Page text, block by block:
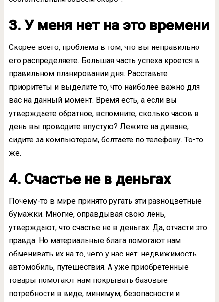
3. У меня нет на это времени
Скорее всего, проблема в том, что вы неправильно
его распределяете. Большая часть успеха кроется в
правильном планировании дня. Расставьте
приоритеты и выделите то, что наиболее важно для
вас на данный момент. Время есть, а если вы
утверждаете обратное, вспомните, сколько часов в
день вы проводите впустую? Лежите на диване,
сидите за компьютером, болтаете по телефону. То-то
же.
4. Счастье не в деньгах
Почему-то в мире принято ругать эти разноцветные
бумажки. Многие, оправдывая свою лень,
утверждают, что счастье не в деньгах. Да, отчасти это
правда. Но материальные блага помогают нам
обменивать их на то, чего у нас нет: недвижимость,
автомобиль, путешествия. А уже приобретенные
товары помогают нам покрывать базовые
потребности в виде, минимум, безопасности и